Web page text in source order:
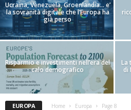
Ucraina, Venezuela, Groenlandia… e’
la sovranità digitale che l’Europa ha
già perso
Risparmio e investimenti nell’era del
calo demografico
La
di
EUROPA Home Europa Page 8